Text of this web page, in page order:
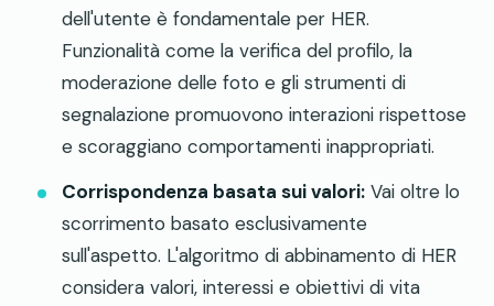
dell'utente è fondamentale per HER.
Funzionalità come la verifica del profilo, la
moderazione delle foto e gli strumenti di
segnalazione promuovono interazioni rispettose
e scoraggiano comportamenti inappropriati.
Corrispondenza basata sui valori: Vai oltre lo
scorrimento basato esclusivamente
sull'aspetto. L'algoritmo di abbinamento di HER
considera valori, interessi e obiettivi di vita